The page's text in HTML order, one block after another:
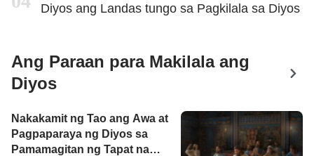
Diyos ang Landas tungo sa Pagkilala sa Diyos
Ang Paraan para Makilala ang
Diyos
Nakakamit ng Tao ang Awa at
Pagpaparaya ng Diyos sa
Pamamagitan ng Tapat na